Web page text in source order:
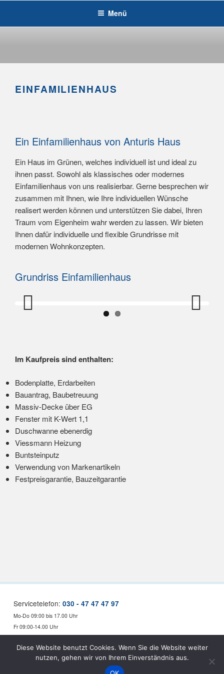
Menü
EINFAMILIENHAUS
Ein Einfamilienhaus von Anturis Haus
Ein Haus im Grünen, welches individuell ist und ideal zu
ihnen passt. Sowohl als klassisches oder modernes
Einfamilienhaus von uns realisierbar. Gerne besprechen wir
zusammen mit Ihnen, wie Ihre individuellen Wünsche
realisert werden können und unterstützen Sie dabei, Ihren
Traum vom Eigenheim wahr werden zu lassen. Wir bieten
Ihnen dafür individuelle und flexible Grundrisse mit
modernen Wohnkonzepten.
Grundriss Einfamilienhaus
Im Kaufpreis sind enthalten:
Bodenplatte, Erdarbeiten
Bauantrag, Baubetreuung
Massiv-Decke über EG
Fenster mit K-Wert 1,1
Duschwanne ebenerdig
Viessmann Heizung
Buntsteinputz
Verwendung von Markenartikeln
Festpreisgarantie, Bauzeitgarantie
Servicetelefon:030 - 47 47 47 97
Mo-Do 09:00 bis 17.00 Uhr
Fr 09:00-14.00 Uhr
Impressum
Diese Website benutzt Cookies. Wenn Sie die Website weiter
nutzen, gehen wir von Ihrem Einverständnis aus.